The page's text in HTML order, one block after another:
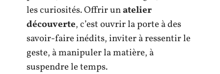
les curiosités. Offrir unatelier
découverte, c’est ouvrir la porte à des
savoir-faire inédits, inviter à ressentir le
geste, à manipuler la matière, à
suspendre le temps.